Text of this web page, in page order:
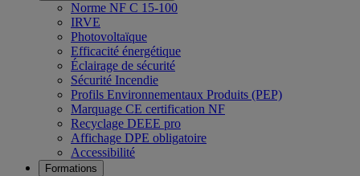
Norme NF C 15-100
IRVE
Photovoltaïque
Efficacité énergétique
Éclairage de sécurité
Sécurité Incendie
Profils Environnementaux Produits (PEP)
Marquage CE certification NF
Recyclage DEEE pro
Affichage DPE obligatoire
Accessibilité
Formations